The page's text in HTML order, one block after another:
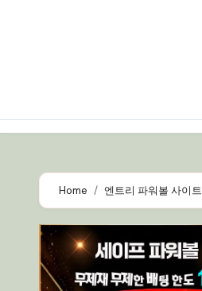
Home 엔트리 파워볼 사이트